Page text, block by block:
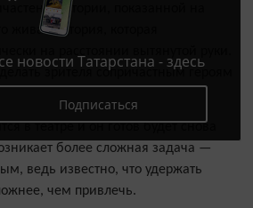
к истории, показанной на
живая история, которая
на расстоянии вытянутой руки.
зрителя сопричастным героям
в театре и он готов будет снова
более сложная задача —
ведь известно, что удержать
чем привлечь.
новости Татарстана - здесь
Подписаться